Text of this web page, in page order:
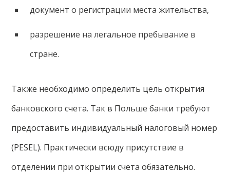
документ о регистрации места жительства,
разрешение на легальное пребывание в
стране.
Также необходимо определить цель открытия
банковского счета. Так в Польше банки требуют
предоставить индивидуальный налоговый номер
(PESEL). Практически всюду присутствие в
отделении при открытии счета обязательно.